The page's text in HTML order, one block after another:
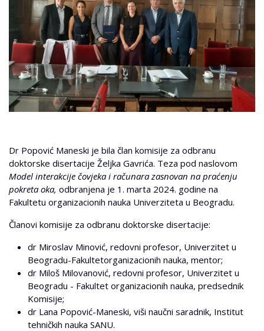
Dr Popović Maneski je bila član komisije za odbranu
doktorske disertacije Željka Gavrića. Teza pod naslovom
Model interakcije čovjeka i računara zasnovan na praćenju
pokreta oka, odbranjena je 1. marta 2024. godine na
Fakultetu organizacionih nauka Univerziteta u Beogradu.
Članovi komisije za odbranu doktorske disertacije:
dr Miroslav Minović, redovni profesor, Univerzitet u
Beogradu-Fakultetorganizacionih nauka, mentor;
dr Miloš Milovanović, redovni profesor, Univerzitet u
Beogradu - Fakultet organizacionih nauka, predsednik
Komisije;
dr Lana Popović-Maneski, viši naučni saradnik, Institut
tehničkih nauka SANU.